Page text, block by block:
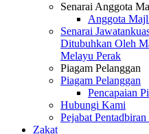
Senarai Anggota
Anggota
Senarai
Ditubuhkan Oleh
Melayu Perak
Piagam Pelanggan
Piagam Pelanggan
Pencapaian
Hubungi Kami
Pejabat Pentadbiran
Zakat